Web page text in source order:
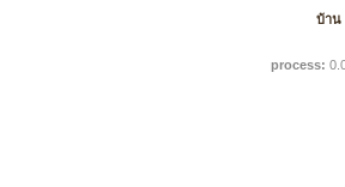
บ้าน
process: